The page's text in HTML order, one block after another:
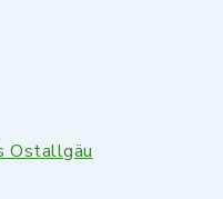
Ostallgäu